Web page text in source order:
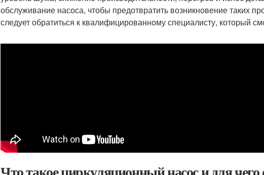
обслуживание насоса, чтобы предотвратить возникновение таких
следует обратиться к квалифицированному специалисту, который